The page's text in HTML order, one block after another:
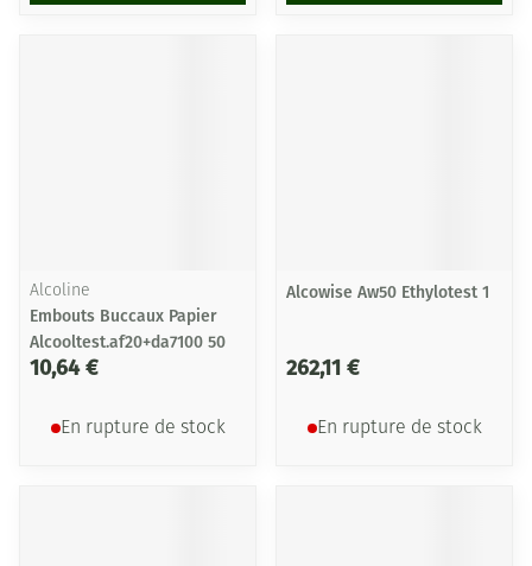
Alcoline
Embouts Buccaux Papier
Alcooltest.af20+da7100 50
10,64 €
En rupture de stock
Alcowise Aw50 Ethylotest 1
262,11 €
En rupture de stock